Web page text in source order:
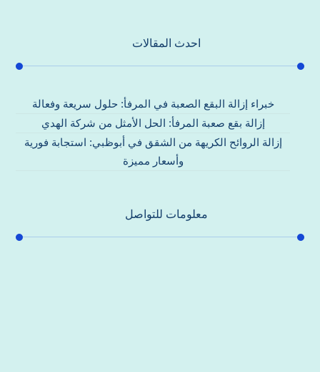
احدث المقالات
خبراء إزالة البقع الصعبة في المرفأ: حلول سريعة وفعالة
إزالة بقع صعبة المرفأ: الحل الأمثل من شركة الهدي
إزالة الروائح الكريهة من الشقق في أبوظبي: استجابة فورية
وأسعار مميزة
معلومات للتواصل